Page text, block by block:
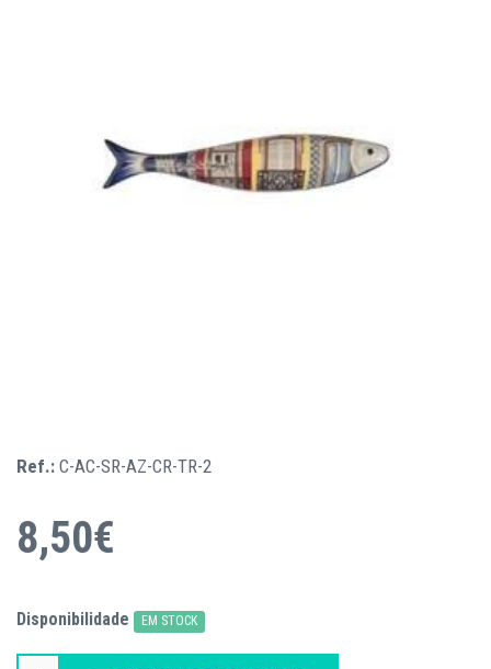
Ref.: C-AC-SR-AZ-CR-TR-2
8,50€
Disponibilidade EM STOCK